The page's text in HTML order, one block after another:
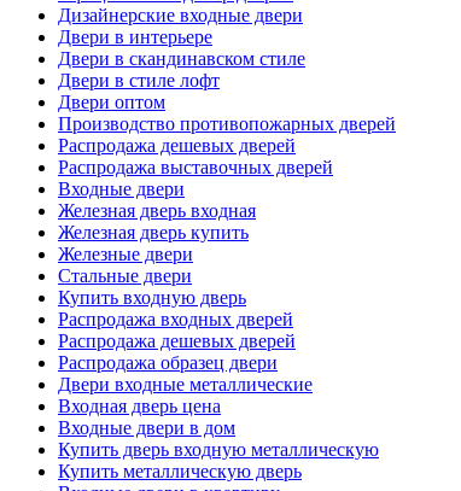
Дизайнерские входные двери
Двери в интерьере
Двери в скандинавском стиле
Двери в стиле лофт
Двери оптом
Производство противопожарных дверей
Распродажа дешевых дверей
Распродажа выставочных дверей
Входные двери
Железная дверь входная
Железная дверь купить
Железные двери
Стальные двери
Купить входную дверь
Распродажа входных дверей
Распродажа дешевых дверей
Распродажа образец двери
Двери входные металлические
Входная дверь цена
Входные двери в дом
Купить дверь входную металлическую
Купить металлическую дверь